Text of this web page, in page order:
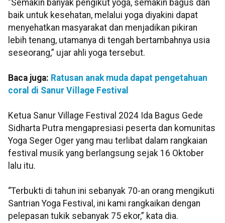
"Semakin banyak pengikut yoga, semakin bagus dan
baik untuk kesehatan, melalui yoga diyakini dapat
menyehatkan masyarakat dan menjadikan pikiran
lebih tenang, utamanya di tengah bertambahnya usia
seseorang,” ujar ahli yoga tersebut.
Baca juga: Ratusan anak muda dapat pengetahuan
coral di Sanur Village Festival
Ketua Sanur Village Festival 2024 Ida Bagus Gede
Sidharta Putra mengapresiasi peserta dan komunitas
Yoga Seger Oger yang mau terlibat dalam rangkaian
festival musik yang berlangsung sejak 16 Oktober
lalu itu.
“Terbukti di tahun ini sebanyak 70-an orang mengikuti
Santrian Yoga Festival, ini kami rangkaikan dengan
pelepasan tukik sebanyak 75 ekor,” kata dia.